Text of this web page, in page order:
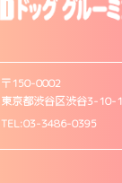
〒150-0002
東京都渋谷区渋谷3-10-
TEL:03-3486-0395